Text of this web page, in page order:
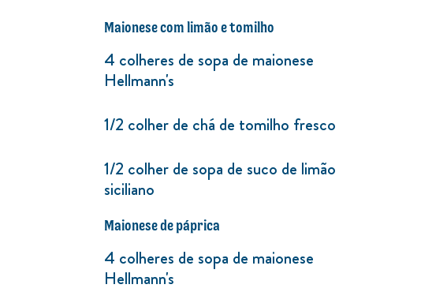
Maionese com limão e tomilho
4 colheres de sopa de maionese
Hellmann's
1/2 colher de chá de tomilho fresco
1/2 colher de sopa de suco de limão
siciliano
Maionese de páprica
4 colheres de sopa de maionese
Hellmann's